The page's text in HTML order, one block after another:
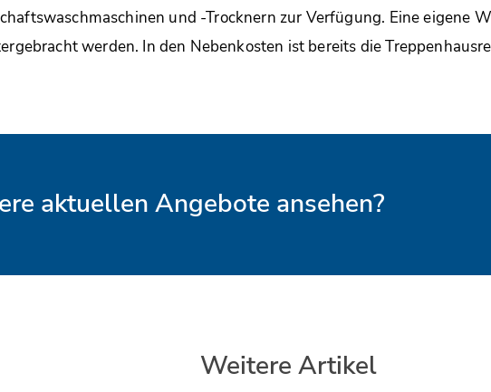
und -Trocknern zur Verfügung. Eine eigene
werden. In den Nebenkosten ist bereits die
aktuellen Angebote ansehen?
Weitere Artikel